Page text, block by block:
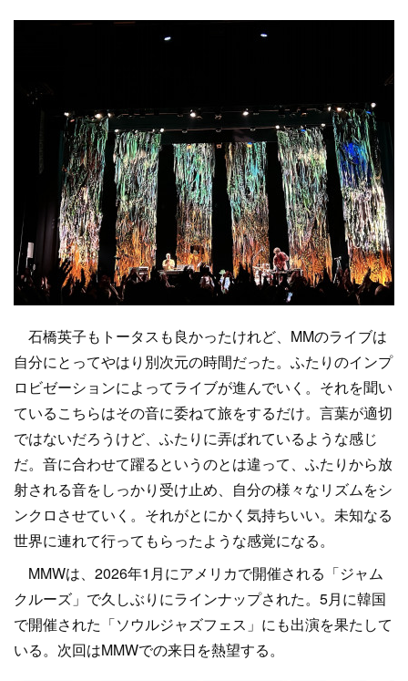
石橋英子もトータスも良かったけれど、MMのライブは
自分にとってやはり別次元の時間だった。ふたりのインプ
ロビゼーションによってライブが進んでいく。それを聞い
ているこちらはその音に委ねて旅をするだけ。言葉が適切
ではないだろうけど、ふたりに弄ばれているような感じ
だ。音に合わせて躍るというのとは違って、ふたりから放
射される音をしっかり受け止め、自分の様々なリズムをシ
ンクロさせていく。それがとにかく気持ちいい。未知なる
世界に連れて行ってもらったような感覚になる。
MMWは、2026年1月にアメリカで開催される「ジャム
クルーズ」で久しぶりにラインナップされた。5月に韓国
で開催された「ソウルジャズフェス」にも出演を果たして
いる。次回はMMWでの来日を熱望する。